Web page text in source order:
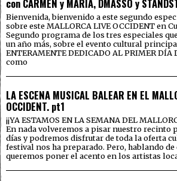
con CARMEN y MARÍA, DMASSO y
Bienvenida, bienvenido a este segundo
sobre este MALLORCA LIVE OCCIDENT en
Segundo programa de los tres especiales
un año más, sobre el evento cultural
ENTERAMENTE DEDICADO AL PRIMER DÍA
como
LA ESCENA MUSICAL BALEAR EN EL
OCCIDENT. pt1
¡¡YA ESTAMOS EN LA SEMANA DEL
En nada volveremos a pisar nuestro recinto
días y podremos disfrutar de toda la oferta
festival nos ha preparado. Pero, hablando de
queremos poner el acento en los artistas